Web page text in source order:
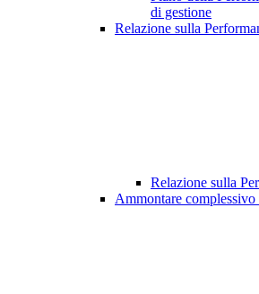
di gestione
Relazione sulla
Relazione sulla
Ammontare complessivo